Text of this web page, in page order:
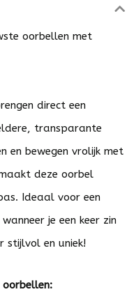
oorbellen met
direct een
transparante
en bewegen vrolijk met
deze oorbel
Ideaal voor een
je een keer zin
stijlvol en uniek!